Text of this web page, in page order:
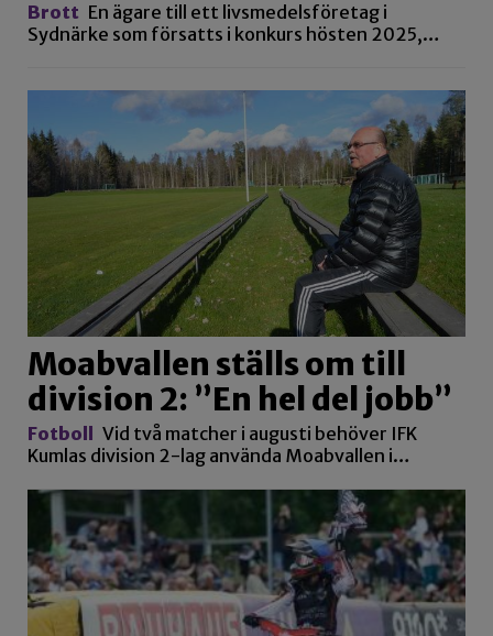
Brott En ägare till ett livsmedelsföretag i
Sydnärke som försatts i konkurs hösten 2025,…
Moabvallen ställs om till
division 2: ”En hel del jobb”
Fotboll
Vid två matcher i augusti behöver IFK
Kumlas division 2-lag använda Moabvallen i…